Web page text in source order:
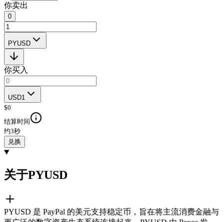
你卖出
0
PYUSD
你买入
USD1
$0
结算时间
约3秒
兑换
关于PYUSD
PYUSD 是 PayPal 的美元支持稳定币，旨在将主流消费金融与